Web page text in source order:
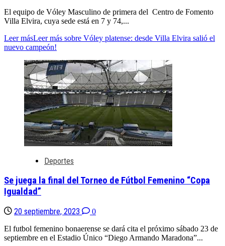
El equipo de Vóley Masculino de primera del Centro de Fomento
Villa Elvira, cuya sede está en 7 y 74,...
Leer másLeer más sobre Vóley platense: desde Villa Elvira salió el
nuevo campeón!
Deportes
Se juega la final del Torneo de Fútbol Femenino “Copa
Igualdad”
20 septiembre, 2023
0
El futbol femenino bonaerense se dará cita el próximo sábado 23 de
septiembre en el Estadio Único “Diego Armando Maradona”...